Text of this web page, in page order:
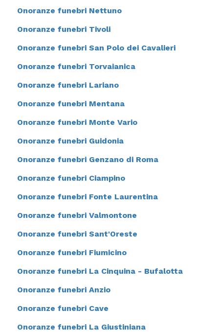
Onoranze funebri Nettuno
Onoranze funebri Tivoli
Onoranze funebri San Polo dei Cavalieri
Onoranze funebri Torvaianica
Onoranze funebri Lariano
Onoranze funebri Mentana
Onoranze funebri Monte Vario
Onoranze funebri Guidonia
Onoranze funebri Genzano di Roma
Onoranze funebri Ciampino
Onoranze funebri Fonte Laurentina
Onoranze funebri Valmontone
Onoranze funebri Sant'Oreste
Onoranze funebri Fiumicino
Onoranze funebri La Cinquina - Bufalotta
Onoranze funebri Anzio
Onoranze funebri Cave
Onoranze funebri La Giustiniana